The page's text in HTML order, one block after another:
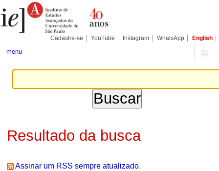
para
conteúdo.
Pessoais
Cadastre-se YouTube Instagram WhatsApp English
menu
Resultado da busca
Assinar um RSS sempre atualizado.